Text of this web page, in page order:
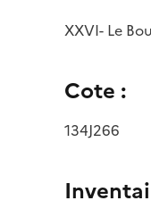
XXVI- Le
Cote :
134J266